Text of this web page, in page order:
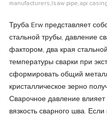
manufacturers,lsaw pipe,api
Труба Erw представляет
стальной трубы, давление
фактором, два края
температуры сварки при
сформировать общий
кристаллическое зерно
Сварочное давление
вязкость сварного шва.